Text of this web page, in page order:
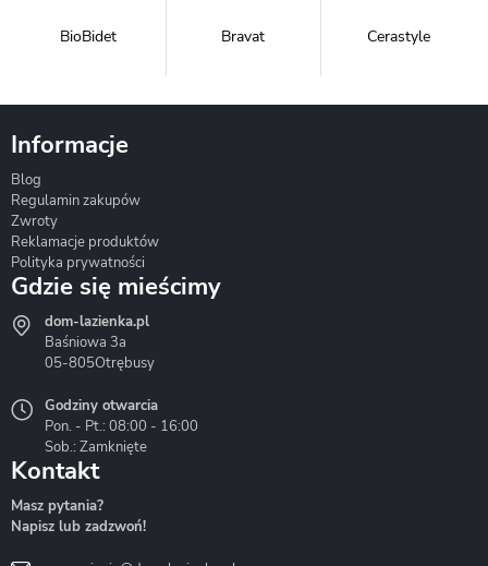
BioBidet Bravat Cerastyle
Hydrostop
Liveno
Informacje
Blog
Regulamin zakupów
Zwroty
Reklamacje produktów
Polityka prywatności
Gdzie się mieścimy
dom-lazienka.pl
Baśniowa 3a
05-805Otrębusy
Godziny otwarcia
Pon. - Pt.: 08:00 - 16:00
Sob.: Zamknięte
Kontakt
Masz pytania?
Napisz lub zadzwoń!